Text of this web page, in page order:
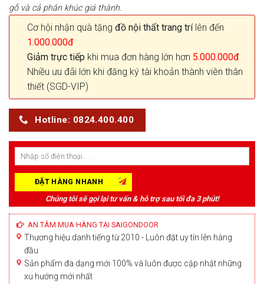
gỗ và cả phân khúc giá thành.
Cơ hội nhận quà tặng đồ nội thất trang trílên đến
1.000.000đ
Giảm trực tiếp khi mua đơn hàng lớn hơn 5.000.000đ
Nhiều ưu đãi lớn khi đăng ký tài khoản thành viên thân
thiết (SGD-VIP)
Hotline: 0824.400.400
Chúng tôi sẽ gọi lại tư vấn & hỗ trợ sau tối đa 3 phút!
AN TÂM MUA HÀNG TẠI SAIGONDOOR
Thương hiệu danh tiếng từ 2010 - Luôn đặt uy tín lên hàng
đầu
Sản phẩm đa dạng mới 100% và luôn được cập nhật những
xu hướng mới nhất